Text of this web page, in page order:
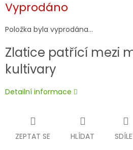
cena:
Vyprodáno
Položka byla vyprodána…
Zlatice patřící mezi
kultivary
Detailní informace
ZEPTAT SE HLÍDAT